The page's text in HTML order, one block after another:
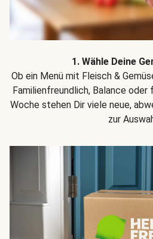
1. Wähle Deine
Ob ein Menü mit Fleisch &
Familienfreundlich, Balance
Woche stehen Dir viele neue,
zur